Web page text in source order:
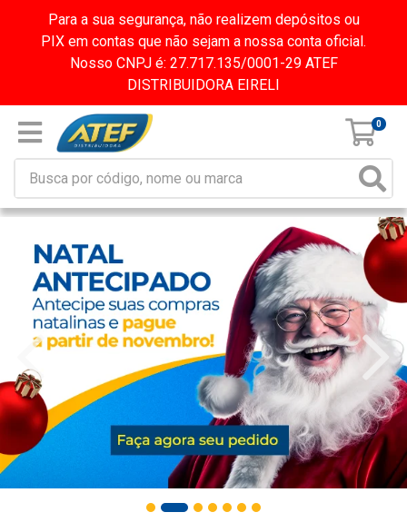
Para a sua segurança, não realizem depósitos ou
PIX em contas que não sejam a nossa conta oficial.
Nosso CNPJ é: 27.717.135/0001-29 ATEF
DISTRIBUIDORA EIRELI
0